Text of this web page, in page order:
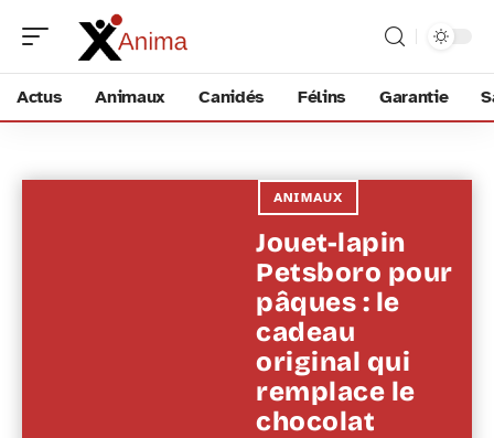
Actus Animaux Canidés Félins Garantie
ANIMAUX
Jouet-lapin
Petsboro pour
pâques : le
cadeau
original qui
remplace le
chocolat